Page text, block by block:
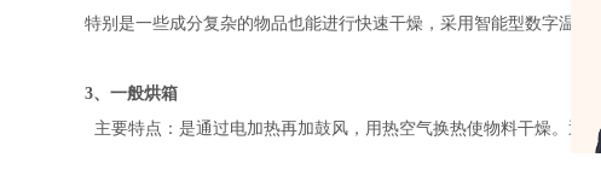
特别是一些成分复杂的物品也能进行快速干燥，采用智能型数字温
3、一般烘箱
主要特点：是通过电加热再加鼓风，用热空气换热使物料干燥。通